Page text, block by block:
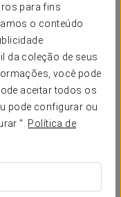
para fins
o conteúdo
da coleção de seus
você pode
aceitar todos os
pode configurar ou
". Política de
de um Palácio
o cenário perfeito